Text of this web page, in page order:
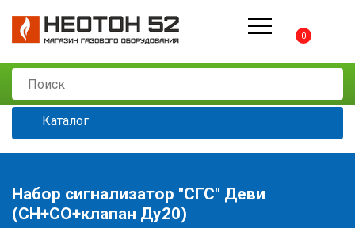
0
Каталог
Набор сигнализатор "СГС" Деви
(CH+СО+клапан Ду20)